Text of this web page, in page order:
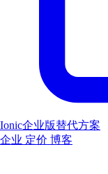
Ionic企业版替代方案
企业 定价 博客